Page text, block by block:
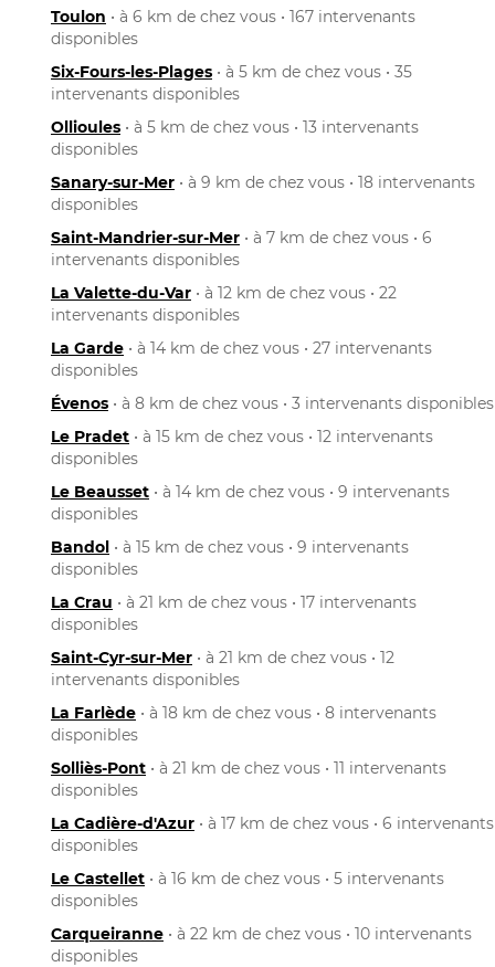
Toulon • à 6 km de chez vous • 167 intervenants
disponibles
Six-Fours-les-Plages • à 5 km de chez vous • 35
intervenants disponibles
Ollioules • à 5 km de chez vous • 13 intervenants
disponibles
Sanary-sur-Mer • à 9 km de chez vous • 18 intervenants
disponibles
Saint-Mandrier-sur-Mer • à 7 km de chez vous • 6
intervenants disponibles
La Valette-du-Var • à 12 km de chez vous • 22
intervenants disponibles
La Garde • à 14 km de chez vous • 27 intervenants
disponibles
Évenos • à 8 km de chez vous • 3 intervenants disponibles
Le Pradet • à 15 km de chez vous • 12 intervenants
disponibles
Le Beausset • à 14 km de chez vous • 9 intervenants
disponibles
Bandol • à 15 km de chez vous • 9 intervenants
disponibles
La Crau • à 21 km de chez vous • 17 intervenants
disponibles
Saint-Cyr-sur-Mer • à 21 km de chez vous • 12
intervenants disponibles
La Farlède • à 18 km de chez vous • 8 intervenants
disponibles
Solliès-Pont • à 21 km de chez vous • 11 intervenants
disponibles
La Cadière-d'Azur • à 17 km de chez vous • 6 intervenants
disponibles
Le Castellet • à 16 km de chez vous • 5 intervenants
disponibles
Carqueiranne • à 22 km de chez vous • 10 intervenants
disponibles